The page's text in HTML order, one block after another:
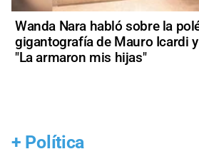
Wanda Nara habló sobre la
gigantografía de Mauro Icardi
"La armaron mis hijas"
+ Política